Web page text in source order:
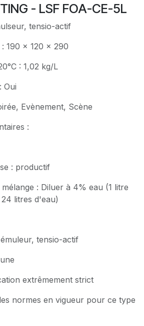
- LSF FOA-CE-5L
tensio-actif
190 x 120 x 290
: 1,02 kg/L
Oui
Evènement, Scène
:
: productif
: Diluer à 4% eau (1 litre
litres d'eau)
tensio-actif
extrêmement strict
normes en vigueur pour ce type